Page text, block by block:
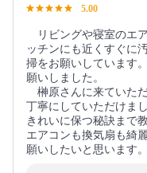
5.00
リビングや寝室のエ
ッチンにも近くすぐに
掃をお願いしています
願いしました。
榊原さんに来ていた
丁寧にしていただけま
きれいに保つ秘訣まで
エアコンも換気扇も綺
願いしたいと思います。